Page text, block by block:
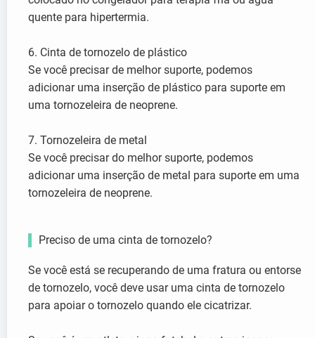
quente para hipertermia.
6. Cinta de tornozelo de plástico
Se você precisar de melhor suporte, podemos
adicionar uma inserção de plástico para suporte em
uma tornozeleira de neoprene.
7. Tornozeleira de metal
Se você precisar do melhor suporte, podemos
adicionar uma inserção de metal para suporte em uma
tornozeleira de neoprene.
Preciso de uma cinta de tornozelo?
Se você está se recuperando de uma fratura ou entorse
de tornozelo, você deve usar uma cinta de tornozelo
para apoiar o tornozelo quando ele cicatrizar.